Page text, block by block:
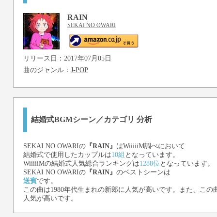
RAIN
SEKAI NO OWARI
リリース日：2017年07月05日
曲のジャンル： J-POP
結婚式BGMシーン／カテゴリ 分析
SEKAI NO OWARIの『RAIN』 はWiiiiiM調べにおいて
結婚式で使用したカップルは10組 となっています。
WiiiiiMの結婚式人気総合ランキングは1288位 となっています。
SEKAI NO OWARIの『RAIN』 のベストシーンは
送賓です。
この曲は1980年代生まれの新郎に人気が高いです。また、この
人気が高いです。